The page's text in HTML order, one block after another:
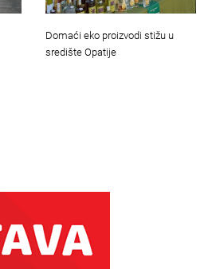
Domaći eko proizvodi stižu u
središte Opatije